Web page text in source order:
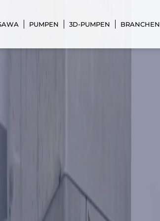
PUMPEN 3D-PUMPEN BRANCHEN